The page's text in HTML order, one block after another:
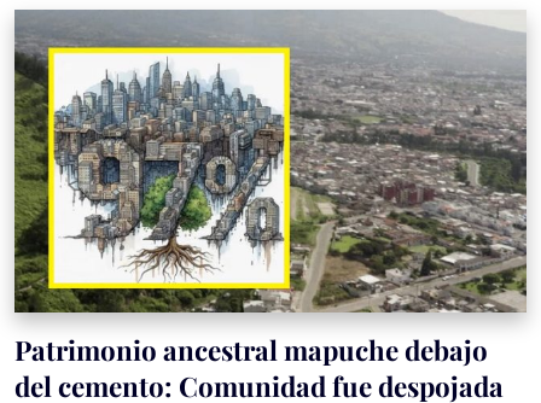
Patrimonio ancestral mapuche debajo
del cemento: Comunidad fue despojada